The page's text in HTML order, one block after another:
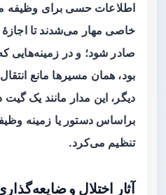
اطلاعات حسی برای وظیفه
خاصی مهار می‌شدند تا
صادر شود؛ و در زمینه‌هایی
بود، همان مسیرها مانع
دیگر، این مدار مانند یک
براساس دستور یا زمینه
تنظیم می‌کرد.
آثار اختلال و